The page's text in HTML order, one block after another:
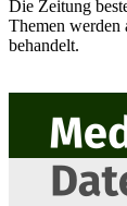
Die Zeitung
Themen werden
behandelt.